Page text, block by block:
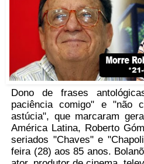
Dono de frases
paciência comigo" e "não
astúcia", que marcaram
América Latina, Roberto
seriados "Chaves" e
feira (28) aos 85 anos.